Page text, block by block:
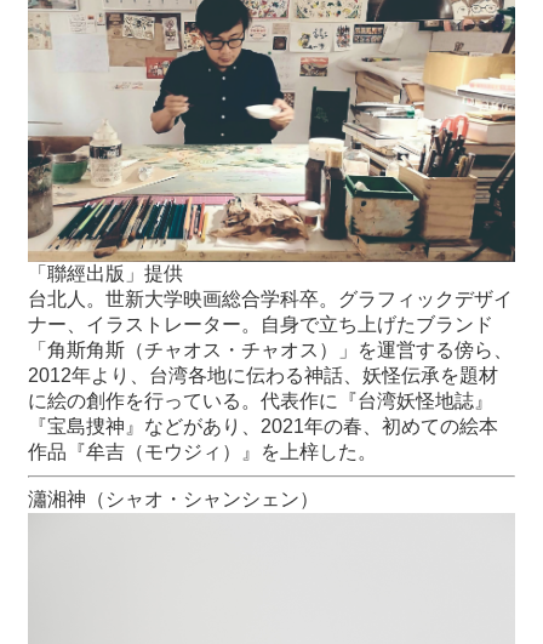
「聯經出版」提供
台北人。世新大学映画総合学科卒。グラフィックデザイ
ナー、イラストレーター。自身で立ち上げたブランド
「角斯角斯（チャオス・チャオス）」を運営する傍ら、
2012年より、台湾各地に伝わる神話、妖怪伝承を題材
に絵の創作を行っている。代表作に『台湾妖怪地誌』
『宝島捜神』などがあり、2021年の春、初めての絵本
作品『牟吉（モウジィ）』を上梓した。
瀟湘神（シャオ・シャンシェン）